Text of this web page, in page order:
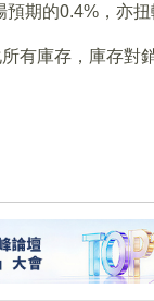
期的0.4%，亦扭
有庫存，庫存對